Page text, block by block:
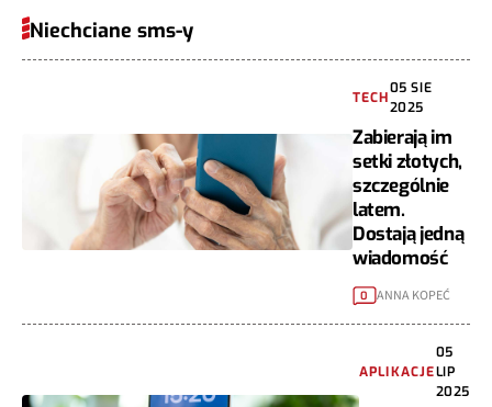
Niechciane sms-y
TECH
05 SIE
2025
Zabierają im
setki złotych,
szczególnie
latem.
Dostają jedną
wiadomość
0 ANNA KOPEĆ
APLIKACJE
05
LIP
2025